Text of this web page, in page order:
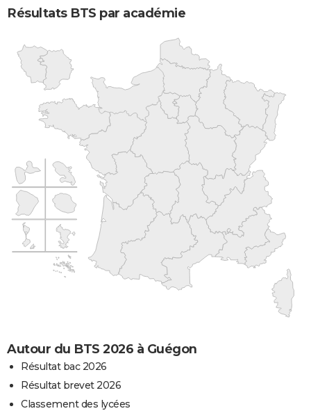
Résultats BTS par académie
Autour du BTS 2026 à Guégon
Résultat bac 2026
Résultat brevet 2026
Classement des lycées